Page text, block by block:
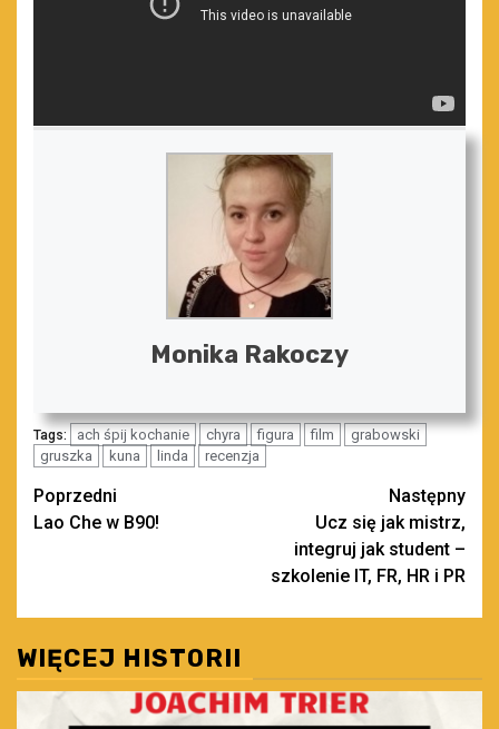
Monika Rakoczy
Tags: ach śpij kochanie chyra figura film
grabowski
gruszka
kuna linda recenzja
Zobacz
wpisy
Poprzedni
Lao Che w B90!
Następny
Ucz się jak mistrz,
integruj jak student –
szkolenie IT, FR, HR i PR
WIĘCEJ HISTORII